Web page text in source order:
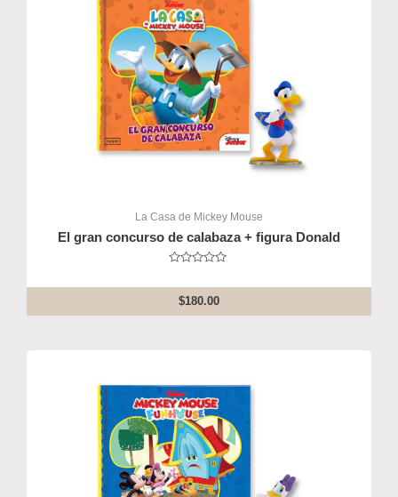
La Casa de Mickey Mouse
El gran concurso de calabaza + figura Donald
out
of
5
$180.00